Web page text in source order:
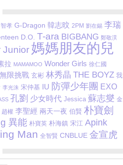
孝 G-Dragon 韓志旼 2PM 劉在錫 李瑞
D.O. T-ara BIGBANG 鄭敬淏
Junior 媽媽朋友的兒
拉 MAMAMOO Wonder Girls 徐仁國
限挑戰 玄彬 林秀晶 THE BOYZ 我
李光洙 宋仲基 IU 防彈少年團 EXO
孔劉 少女時代 Jessica 蘇志燮 金
趙權 李聖經 兩天一夜 伯賢 朴寶劍
異能 朴寶英 朴海鎮 宋江 Apink
Man 全智賢 CNBLUE 金宣虎